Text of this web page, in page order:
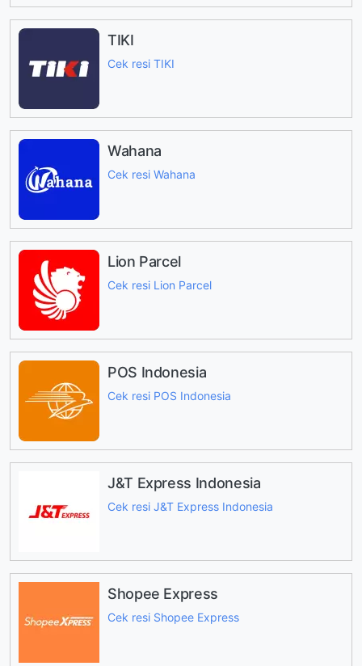
TIKI
Cek resi TIKI
Wahana
Cek resi Wahana
Lion Parcel
Cek resi Lion Parcel
POS Indonesia
Cek resi POS Indonesia
J&T Express Indonesia
Cek resi J&T Express Indonesia
Shopee Express
Cek resi Shopee Express